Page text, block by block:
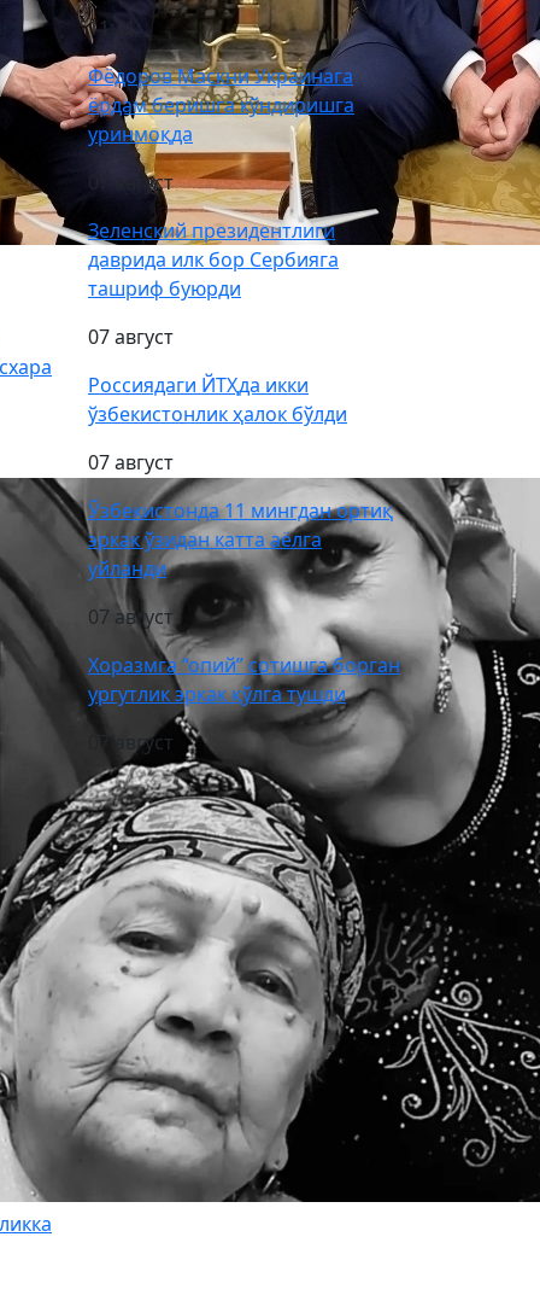
11:31
Фёдоров Маскни Украинага
ёрдам беришга кўндиришга
уринмоқда
07 август
Зеленский президентлиги
даврида илк бор Сербияга
ташриф буюрди
07 август
Россиядаги ЙТҲда икки
ўзбекистонлик ҳалок бўлди
07 август
Ўзбекистонда 11 мингдан ортиқ
эркак ўзидан катта аёлга
уйланди
07 август
Хоразмга “опий” сотишга борган
ургутлик эркак қўлга тушди
07 август